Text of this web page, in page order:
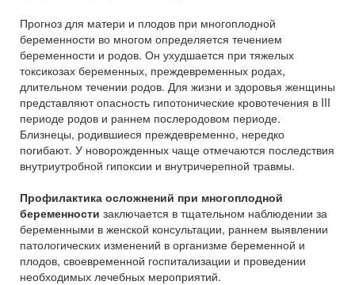
Прогноз для матери и плодов при многоплодной
беременности во многом определяется течением
беременности и родов. Он ухудшается при тяжелых
токсикозах беременных, преждевременных родах,
длительном течении родов. Для жизни и здоровья женщины
представляют опасность гипотонические кровотечения в III
периоде родов и раннем послеродовом периоде.
Близнецы, родившиеся преждевременно, нередко
погибают. У новорожденных чаще отмечаются последствия
внутриутробной гипоксии и внутричерепной травмы.
Профилактика осложнений при многоплодной
беременности заключается в тщательном наблюдении за
беременными в женской консультации, раннем выявлении
патологических изменений в организме беременной и
плодов, своевременной госпитализации и проведении
необходимых лечебных мероприятий.